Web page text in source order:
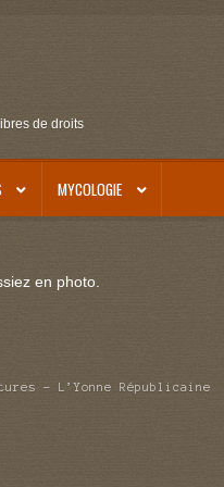
de droits
MYCOLOGIE
en photo.
– L’Yonne Républicaine